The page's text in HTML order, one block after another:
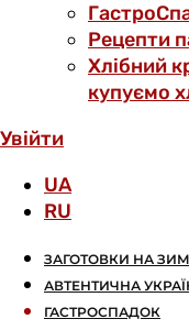
Рецепти
Хлібний
купуємо
Увійти
UA
RU
ЗАГОТОВКИ НА
АВТЕНТИЧНА
ГАСТРОСПАДОК